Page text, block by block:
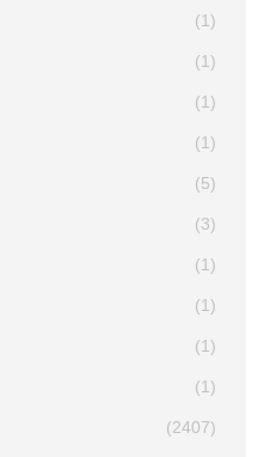
(1)
(1)
(1)
(1)
(5)
(3)
(1)
(1)
(1)
(1)
(2407)